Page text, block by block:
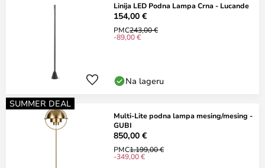
Linija LED Podna Lampa Crna - Lucande
154,00 €
PMC243,00 €
-89,00 €
Na lageru
SUMMER DEAL
Multi-Lite podna lampa mesing/mesing -
GUBI
850,00 €
PMC1.199,00 €
-349,00 €